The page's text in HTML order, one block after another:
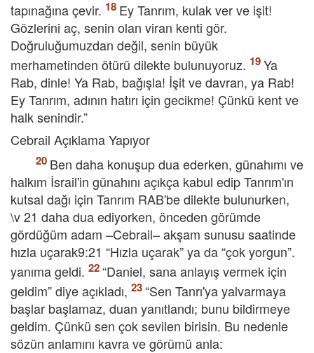
tapınağına çevir.
Ey Tanrım, kulak ver ve işit!
Gözlerini aç, senin olan viran kenti gör.
Doğruluğumuzdan değil, senin büyük
merhametinden ötürü dilekte bulunuyoruz.
Ya
Rab, dinle! Ya Rab, bağışla! İşit ve davran, ya Rab!
Ey Tanrım, adının hatırı için gecikme! Çünkü kent ve
halk senindir.”
Cebrail Açıklama Yapıyor
Ben daha konuşup dua ederken, günahımı ve
halkım İsrail'in günahını açıkça kabul edip Tanrım'ın
kutsal dağı için Tanrım RAB'be dilekte bulunurken,
\v 21 daha dua ediyorken, önceden görümde
gördüğüm adam –Cebrail– akşam sunusu saatinde
hızla uçarak9:21 “Hızla uçarak” ya da “çok yorgun”.
yanıma geldi.
“Daniel, sana anlayış vermek için
geldim” diye açıkladı,
“Sen Tanrı'ya yalvarmaya
başlar başlamaz, duan yanıtlandı; bunu bildirmeye
geldim. Çünkü sen çok sevilen birisin. Bu nedenle
sözün anlamını kavra ve görümü anla: